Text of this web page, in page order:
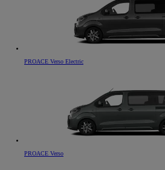
PROACE Verso Electric
PROACE Verso